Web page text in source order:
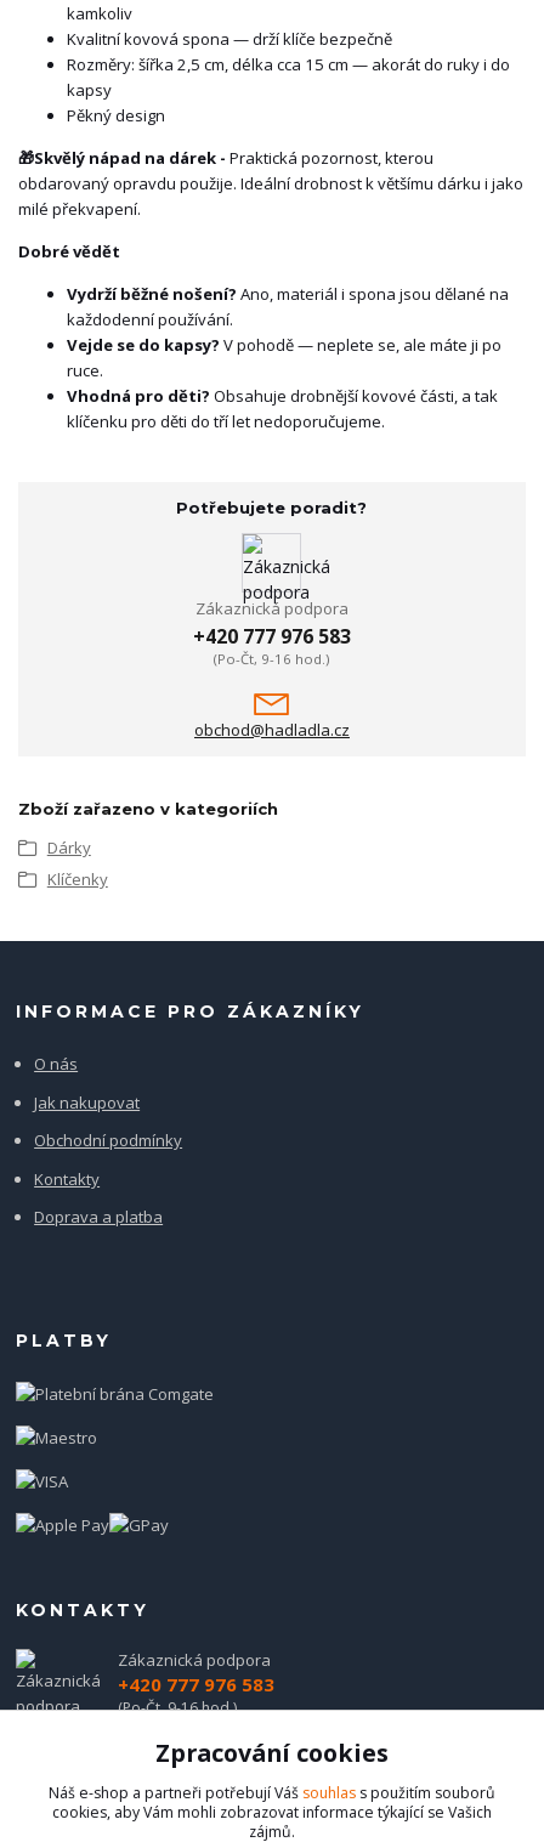
kamkoliv
Kvalitní kovová spona — drží klíče bezpečně
Rozměry: šířka 2,5 cm, délka cca 15 cm — akorát do ruky i do
kapsy
Pěkný design
🎁Skvělý nápad na dárek - Praktická pozornost, kterou
obdarovaný opravdu použije. Ideální drobnost k většímu dárku i jako
milé překvapení.
Dobré vědět
Vydrží běžné nošení? Ano, materiál i spona jsou dělané na
každodenní používání.
Vejde se do kapsy? V pohodě — neplete se, ale máte ji po
ruce.
Vhodná pro děti? Obsahuje drobnější kovové části, a tak
klíčenku pro děti do tří let nedoporučujeme.
Potřebujete poradit?
Zákaznická podpora
+420 777 976 583
(Po-Čt, 9-16 hod.)
obchod@hadladla.cz
Zboží zařazeno v kategoriích
Dárky
Klíčenky
INFORMACE PRO ZÁKAZNÍKY
O nás
Jak nakupovat
Obchodní podmínky
Kontakty
Doprava a platba
PLATBY
KONTAKTY
Zákaznická podpora
+420 777 976 583
(Po-Čt, 9-16 hod.)
obchod@hadladla.cz
Zpracování cookies
Náš e-shop a partneři potřebují Váš souhlas s použitím souborů
cookies, aby Vám mohli zobrazovat informace týkající se Vašich
zájmů.